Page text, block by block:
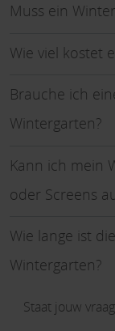
Muss ein
Wie viel kostet
Brauche ich
Wintergarten?
Kann ich mein
oder Screens
Wie lange ist
Wintergarten?
Staat jouw